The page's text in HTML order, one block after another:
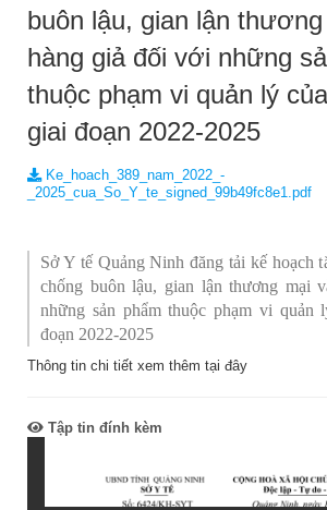
buôn lậu, gian lận
hàng giả đối với những
thuộc phạm vi quản lý
giai đoạn 2022-2025
Ke_hoach_389_nam_2022_-
_2025_cua_So_Y_te_signed_99b49fc8e1.pdf
Sở Y tế Quảng Ninh đăng tải kế hoạch
chống buôn lậu, gian lận thương mại
những sản phẩm thuộc phạm vi quản
đoạn 2022-2025
Thông tin chi tiết xem thêm tại đây
Tập tin đính kèm